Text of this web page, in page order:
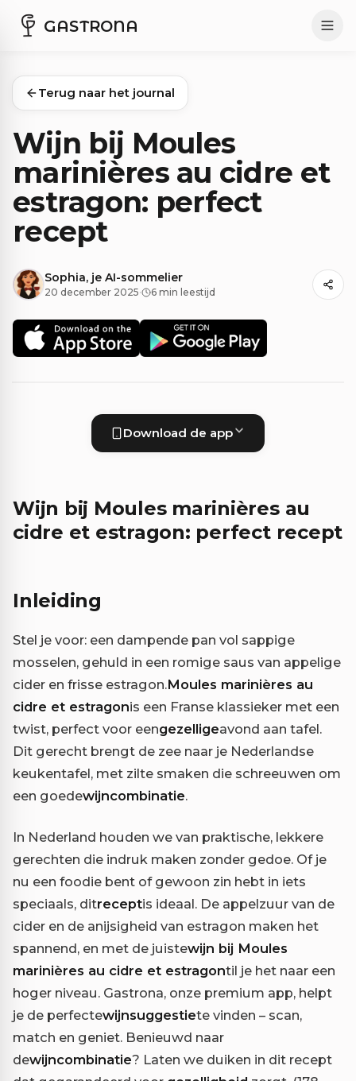
GASTRONA
Terug naar het journal
Wijn bij Moules
marinières au cidre et
estragon: perfect
recept
Sophia, je AI-sommelier
20 december 2025· 6 min leestijd
Download de app
Wijn bij Moules marinières au
cidre et estragon: perfect recept
Inleiding
Stel je voor: een dampende pan vol sappige
mosselen, gehuld in een romige saus van appelige
cider en frisse estragon.Moules marinières au
cidre et estragonis een Franse klassieker met een
twist, perfect voor eengezelligeavond aan tafel.
Dit gerecht brengt de zee naar je Nederlandse
keukentafel, met zilte smaken die schreeuwen om
een goedewijncombinatie.
In Nederland houden we van praktische, lekkere
gerechten die indruk maken zonder gedoe. Of je
nu een foodie bent of gewoon zin hebt in iets
speciaals, ditreceptis ideaal. De appelzuur van de
cider en de anijsigheid van estragon maken het
spannend, en met de juistewijn bij Moules
marinières au cidre et estragontil je het naar een
hoger niveau. Gastrona, onze premium app, helpt
je de perfectewijnsuggestiete vinden – scan,
match en geniet. Benieuwd naar
dewijncombinatie? Laten we duiken in dit recept